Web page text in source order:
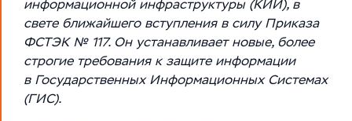
Интеллектуальная обработка документов (IDP) в
международной логистике и транспорте
информационной инфраструктуры (КИИ), в
свете ближайшего вступления в силу Приказа
ФСТЭК № 117. Он устанавливает новые, более
строгие требования к защите информации
в Государственных Информационных Системах
(ГИС).